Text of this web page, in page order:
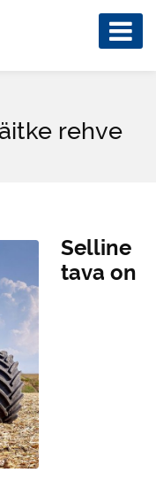
rehve
Selline
tava on